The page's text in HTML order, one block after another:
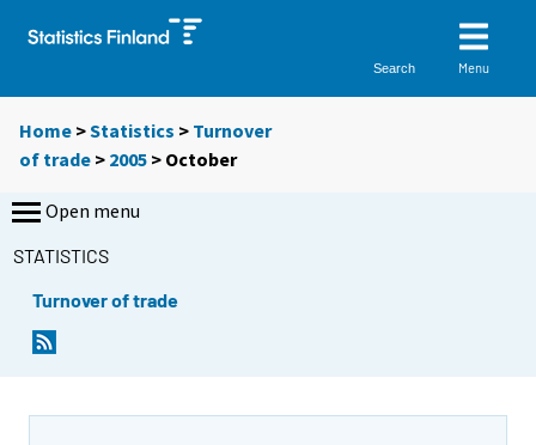
Search Menu
Home >Statistics > Turnover
of trade > 2005 > October
Open menu
STATISTICS
Turnover of trade